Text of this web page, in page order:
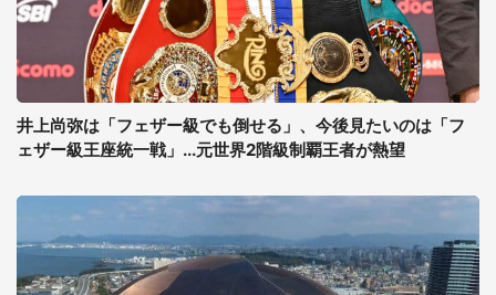
井上尚弥は「フェザー級でも倒せる」、今後見たいのは「フ
ェザー級王座統一戦」...元世界2階級制覇王者が熱望